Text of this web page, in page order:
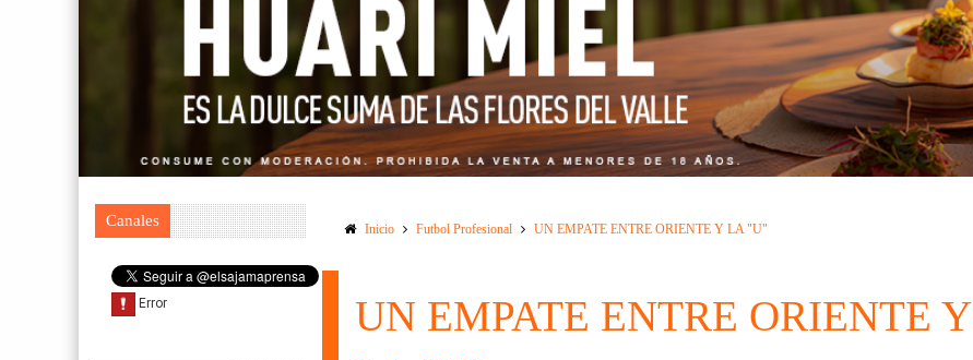
Canales Inicio Futbol Profesional UN EMPATE ENTRE ORIENTE Y LA "U"
UN EMPATE ENTRE ORIENTE Y